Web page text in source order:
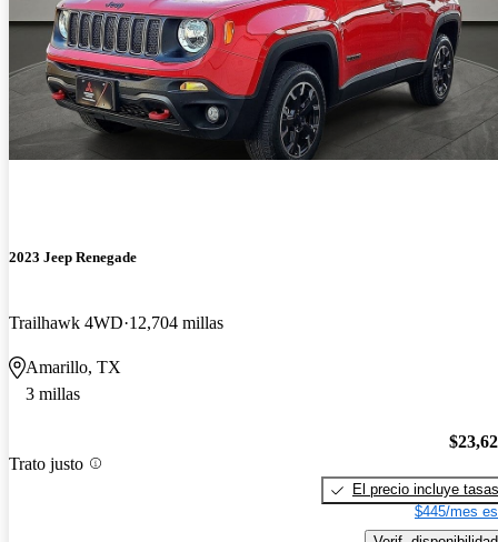
2023 Jeep Renegade
Trailhawk 4WD 12,704 millas
Amarillo, TX
3 millas
Trato justo
El precio incluye tasas
$445/mes